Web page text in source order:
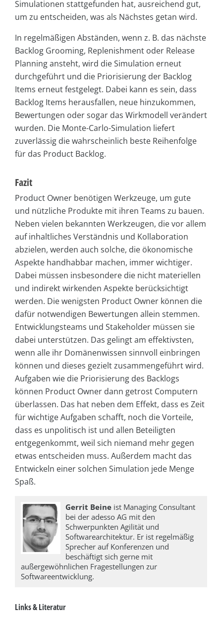
Simulationen stattgefunden hat, ausreichend gut,
um zu entscheiden, was als Nächstes getan wird.
In regelmäßigen Abständen, wenn z. B. das nächste
Backlog Grooming, Replenishment oder Release
Planning ansteht, wird die Simulation erneut
durchgeführt und die Priorisierung der Backlog
Items erneut festgelegt. Dabei kann es sein, dass
Backlog Items herausfallen, neue hinzukommen,
Bewertungen oder sogar das Wirkmodell verändert
wurden. Die Monte-Carlo-Simulation liefert
zuverlässig die wahrscheinlich beste Reihenfolge
für das Product Backlog.
Fazit
Product Owner benötigen Werkzeuge, um gute
und nützliche Produkte mit ihren Teams zu bauen.
Neben vielen bekannten Werkzeugen, die vor allem
auf inhaltliches Verständnis und Kollaboration
abzielen, werden auch solche, die ökonomische
Aspekte handhabbar machen, immer wichtiger.
Dabei müssen insbesondere die nicht materiellen
und indirekt wirkenden Aspekte berücksichtigt
werden. Die wenigsten Product Owner können die
dafür notwendigen Bewertungen allein stemmen.
Entwicklungsteams und Stakeholder müssen sie
dabei unterstützen. Das gelingt am effektivsten,
wenn alle ihr Domänenwissen sinnvoll einbringen
können und dieses gezielt zusammengeführt wird.
Aufgaben wie die Priorisierung des Backlogs
können Product Owner dann getrost Computern
überlassen. Das hat neben dem Effekt, dass es Zeit
für wichtige Aufgaben schafft, noch die Vorteile,
dass es unpolitisch ist und allen Beteiligten
entgegenkommt, weil sich niemand mehr gegen
etwas entscheiden muss. Außerdem macht das
Entwickeln einer solchen Simulation jede Menge
Spaß.
Gerrit Beine ist Managing Consultant
bei der adesso AG mit den
Schwerpunkten Agilität und
Softwarearchitektur. Er ist regelmäßig
Sprecher auf Konferenzen und
beschäftigt sich gerne mit
außergewöhnlichen Fragestellungen zur
Softwareentwicklung.
Links & Literatur